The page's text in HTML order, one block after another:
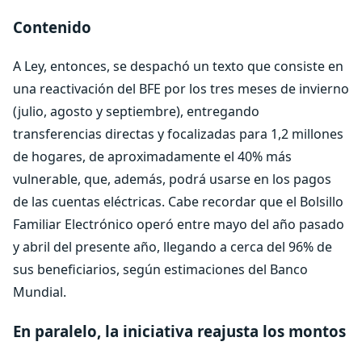
Contenido
A Ley, entonces, se despachó un texto que consiste en
una reactivación del BFE por los tres meses de invierno
(julio, agosto y septiembre), entregando
transferencias directas y focalizadas para 1,2 millones
de hogares, de aproximadamente el 40% más
vulnerable, que, además, podrá usarse en los pagos
de las cuentas eléctricas. Cabe recordar que el Bolsillo
Familiar Electrónico operó entre mayo del año pasado
y abril del presente año, llegando a cerca del 96% de
sus beneficiarios, según estimaciones del Banco
Mundial.
En paralelo, la iniciativa reajusta los montos